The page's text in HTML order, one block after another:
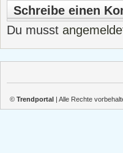
Schreibe einen
Du musst
© Trendportal | Alle Rechte